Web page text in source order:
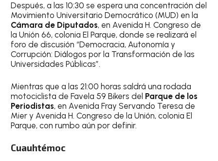
Después, a las 10:30 se espera una concentración del
Movimiento Universitario Democrático (MUD) en la
Cámara de Diputados, en Avenida H. Congreso de
la Unión 66, colonia El Parque, donde se realizará el
foro de discusión “Democracia, Autonomía y
Corrupción: Diálogos por la Transformación de las
Universidades Públicas”.
Mientras que a las 21:00 horas saldrá una rodada
motociclista de Favela 59 Bikers del Parque de los
Periodistas, en Avenida Fray Servando Teresa de
Mier y Avenida H. Congreso de la Unión, colonia El
Parque, con rumbo aún por definir.
Cuauhtémoc